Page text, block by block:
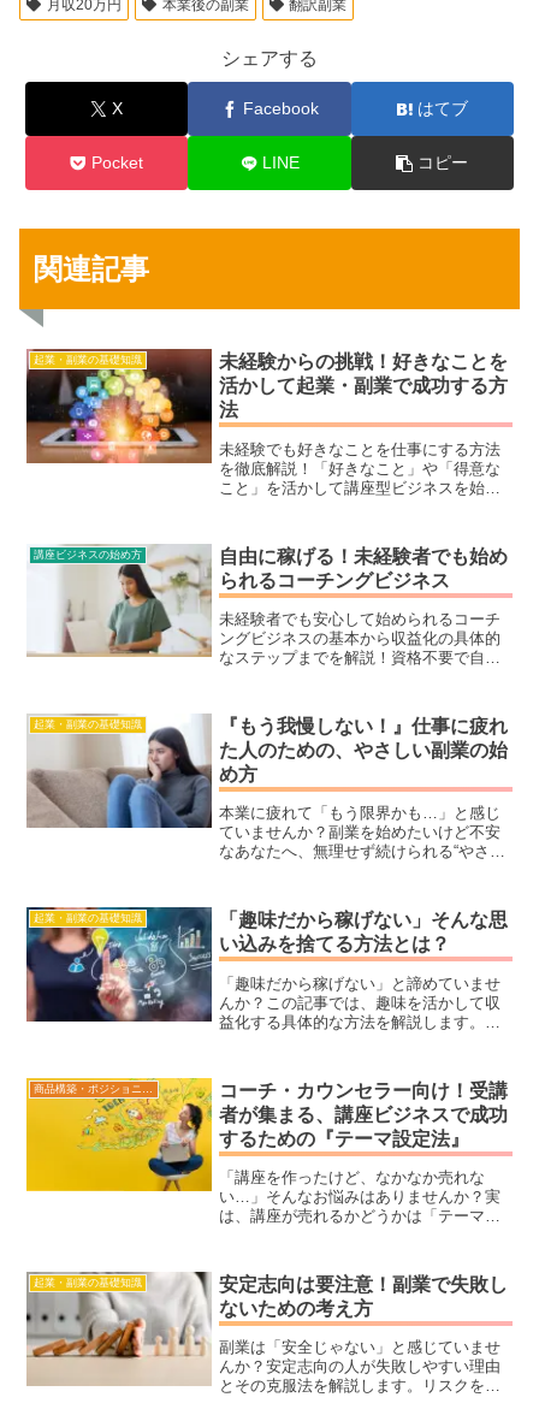
月収20万円
本業後の副業 翻訳副業
シェアする
X Facebook はてブ
Pocket LINE コピー
関連記事
起業・副業の基礎知識
未経験からの挑戦！好きなことを
活かして起業・副業で成功する方
法
未経験でも好きなことを仕事にする方法
を徹底解説！「好きなこと」や「得意な
こと」を活かして講座型ビジネスを始め
す。未経験から最短で成功を目指す方必
見です！
講座ビジネスの始め方
自由に稼げる！未経験者でも始め
られるコーチングビジネス
未経験者でも安心して始められるコーチ
ングビジネスの基本から収益化の具体的
なステップまでを解説！資格不要で自由
起業・副業の基礎知識
『もう我慢しない！』仕事に疲れ
た人のための、やさしい副業の始
め方
本業に疲れて「もう限界かも…」と感じ
ていませんか？副業を始めたいけど不安
なあなたへ、無理せず続けられる“やさし
方、ステップ、注意点を初心者向けにご
紹介します。
起業・副業の基礎知識
「趣味だから稼げない」そんな思
い込みを捨てる方法とは？
「趣味だから稼げない」と諦めていませ
んか？この記事では、趣味を活かして収
益化する具体的な方法を解説します。講
功事例を紹介。趣味を仕事に変えたい方
必見！
コーチ・カウンセラー向け！受講
者が集まる、講座ビジネスで成功
するための『テーマ設定法』
「講座を作ったけど、なかなか売れな
い…」そんなお悩みはありませんか？実
は、講座が売れるかどうかは「テーマ選
満たすテーマの選び方、ターゲット設定
の重要性、そしてすぐに使えるリサーチ
方法を詳しく解説します。特にオンライ
ン講師や講座ビジネスを始めたばかりの
方、受講者が集まらず困っている方必
見！あなたの講座を「売れる講座」に変
える秘訣を今すぐチェックしてみましょ
起業・副業の基礎知識
安定志向は要注意！副業で失敗し
ないための考え方
副業は「安全じゃない」と感じていませ
んか？安定志向の人が失敗しやすい理由
とその克服法を解説します。リスクを最